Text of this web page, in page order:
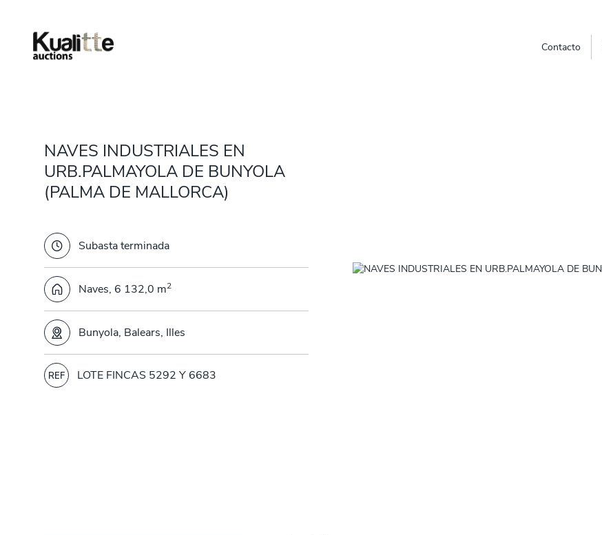
Contacto
NAVES INDUSTRIALES EN
URB.PALMAYOLA DE BUNYOLA
(PALMA DE MALLORCA)
Subasta terminada
Naves, 6 132,0 m2
Bunyola, Balears, Illes
REF LOTE FINCAS 5292 Y 6683